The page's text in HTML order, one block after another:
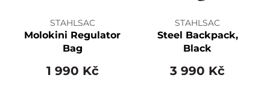
STAHLSAC
Molokini Regulator
Bag
1 990 Kč
STAHLSAC
Steel Backpack,
Black
3 990 Kč